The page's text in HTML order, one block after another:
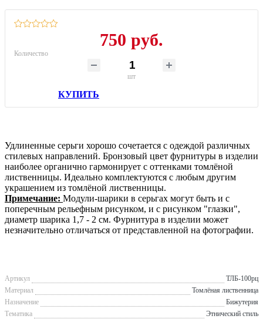
750 руб.
Количество
шт
КУПИТЬ
Удлиненные серьги хорошо сочетается с одеждой различных
стилевых направлений. Бронзовый цвет фурнитуры в изделии
наиболее органично гармонирует с оттенками томлёной
лиственницы. Идеально комплектуются с любым другим
украшением из томлёной лиственницы.
Примечание: Модули-шарики в серьгах могут быть и с
поперечным рельефным рисунком, и с рисунком "глазки",
диаметр шарика 1,7 - 2 см. Фурнитура в изделии может
незначительно отличаться от представленной на фотографии.
Артикул
ТЛБ-100рц
Материал
Томлёная лиственница
Назначение
Бижутерия
Тематика
Этнический стиль